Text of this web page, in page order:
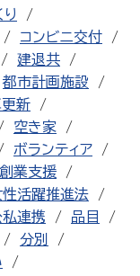
コンビニ交付
建退共
都市計画施設
新
空き家
ボランティア
創業支援
性活躍推進法
私連携
品目
分別